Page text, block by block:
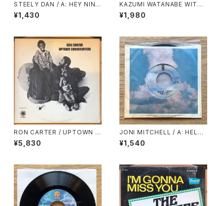
STEELY DAN / A: HEY NINE
TEEN / B: BODHISATTVA
¥1,430
KAZUMI WATANABE WITH
LYUICHI SAKAMOTO / KYL
YN
¥1,980
RON CARTER / UPTOWN C
ONVERSATION
¥5,830
JONI MITCHELL / A: HELP
ME / B: JUST LIKE THIS TR
AIN
¥1,540